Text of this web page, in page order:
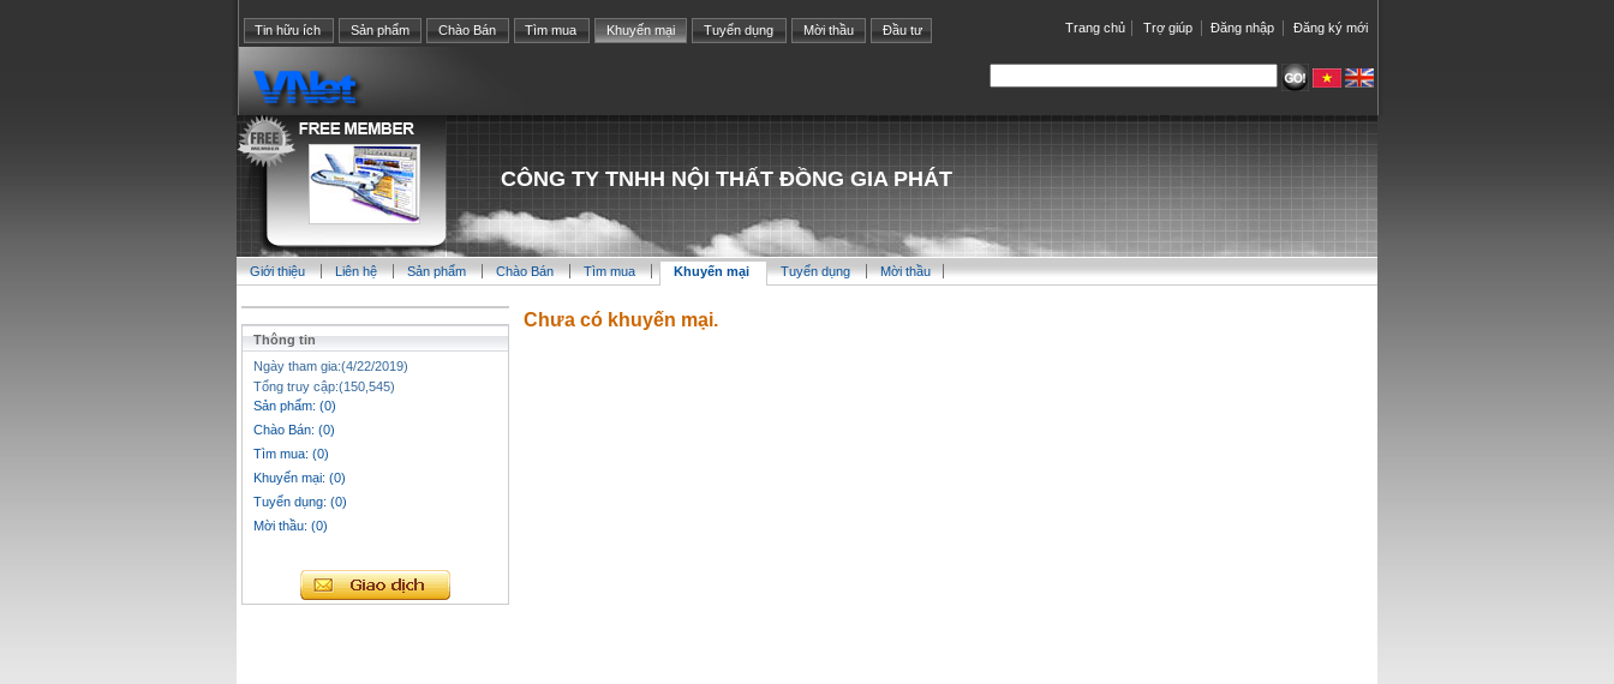
Trang chủ Trợ giúp Đăng nhập Đăng ký mới
Tin hữu ích Sản phẩm Chào Bán Tìm mua Khuyến mại Tuyển dụng Mời thầu Đầu tư
CÔNG TY TNHH NỘI THẤT ĐỒNG GIA PHÁT
Giới thiệu Liên hệ Sản phẩm Chào Bán Tìm mua Khuyến mại Tuyển dụng Mời thầu
Thông tin
Ngày tham gia:(4/22/2019)
Tổng truy cập:(150,545)
Sản phẩm: (0)
Chào Bán: (0)
Tìm mua: (0)
Khuyến mại: (0)
Tuyển dụng: (0)
Mời thầu: (0)
Chưa có khuyến mại.